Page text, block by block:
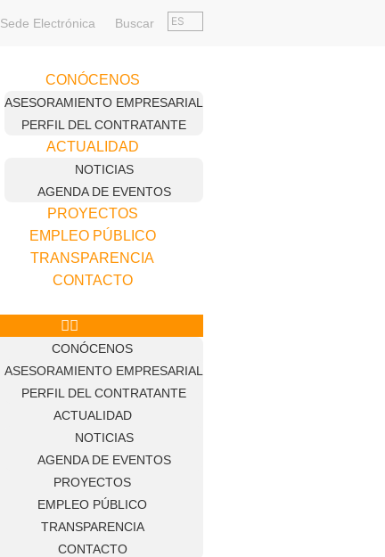
Sede Electrónica Buscar ES
CONÓCENOS
ASESORAMIENTO EMPRESARIAL
PERFIL DEL CONTRATANTE
ACTUALIDAD
NOTICIAS
AGENDA DE EVENTOS
PROYECTOS
EMPLEO PÚBLICO
TRANSPARENCIA
CONTACTO
CONÓCENOS
ASESORAMIENTO EMPRESARIAL
PERFIL DEL CONTRATANTE
ACTUALIDAD
NOTICIAS
AGENDA DE EVENTOS
PROYECTOS
EMPLEO PÚBLICO
TRANSPARENCIA
CONTACTO